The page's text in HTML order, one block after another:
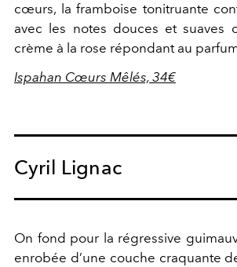
cœurs, la framboise tonitruante
avec les notes douces et suaves
crème à la rose répondant au
Ispahan Cœurs Mêlés, 34€
Cyril Lignac
On fond pour la régressive
enrobée d’une couche craquante